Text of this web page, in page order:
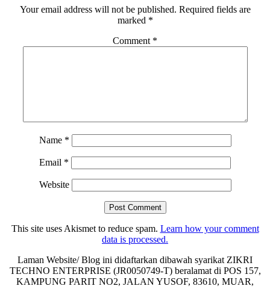
Your email address will not be published. Required fields are
marked *
Comment *
Name *
Email *
Website
This site uses Akismet to reduce spam. Learn how your comment
data is processed.
Laman Website/ Blog ini didaftarkan dibawah syarikat ZIKRI
TECHNO ENTERPRISE (JR0050749-T) beralamat di POS 157,
KAMPUNG PARIT NO2, JALAN YUSOF, 83610, MUAR,